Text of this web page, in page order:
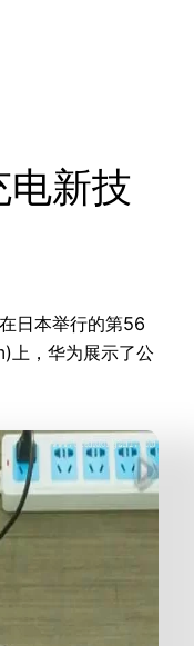
新技
日本举行的第56
上，华为展示了公